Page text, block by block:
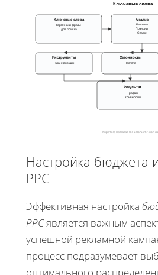
Ключевые слова
Ключевые слова
Термины и фразы
для поиска
Анализ
Реклама
Позиции
Ставки
Инструменты
Планировщик
Сезонность
Частота
Результат
Трафик
Конверсии
Короткие подписи, минималистичная
Настройка бюджета
PPC
Эффективная настройка
PPCявляется важным
успешной рекламной
процесс подразумевает